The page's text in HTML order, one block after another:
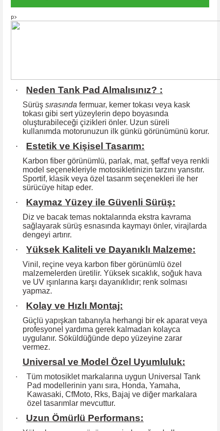
p>
· Neden Tank Pad Almalısınız? :
Sürüş sırasında fermuar, kemer tokası veya kask
tokası gibi sert yüzeylerin depo boyasında
oluşturabileceği çizikleri önler. Uzun süreli
kullanımda motorunuzun ilk günkü görünümünü korur.
· Estetik ve Kişisel Tasarım:
Karbon fiber görünümlü, parlak, mat, şeffaf veya renkli
model seçenekleriyle motosikletinizin tarzını yansıtır.
Sportif, klasik veya özel tasarım seçenekleri ile her
sürücüye hitap eder.
· Kaymaz Yüzey ile Güvenli Sürüş:
Diz ve bacak temas noktalarında ekstra kavrama
sağlayarak sürüş esnasında kaymayı önler, virajlarda
dengeyi artırır.
· Yüksek Kaliteli ve Dayanıklı Malzeme:
Vinil, reçine veya karbon fiber görünümlü özel
malzemelerden üretilir. Yüksek sıcaklık, soğuk hava
ve UV ışınlarına karşı dayanıklıdır; renk solması
yapmaz.
· Kolay ve Hızlı Montaj:
Güçlü yapışkan tabanıyla herhangi bir ek aparat veya
profesyonel yardıma gerek kalmadan kolayca
uygulanır. Söküldüğünde depo yüzeyine zarar
vermez.
Universal ve Model Özel Uyumluluk:
·
Tüm motosiklet markalarına uygun Universal Tank
Pad modellerinin yanı sıra, Honda, Yamaha,
Kawasaki, CfMoto, Rks, Bajaj ve diğer markalara
özel tasarımlar mevcuttur.
· Uzun Ömürlü Performans: